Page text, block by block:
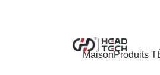
MaisonProduits